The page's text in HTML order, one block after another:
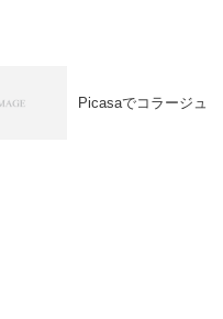
Picasaでコラージュ